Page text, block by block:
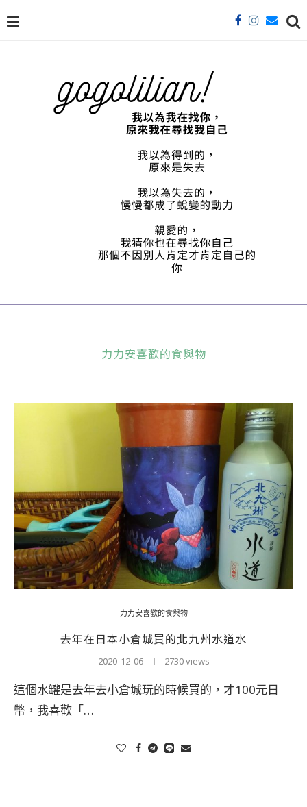
力力安喜歡的食與物
力力安喜歡的食與物
去年在日本小倉城買的北九州水道水
2020-12-06 2730 views
這個水罐是去年去小倉城玩的時候買的，才100元日
幣，我喜歡「…